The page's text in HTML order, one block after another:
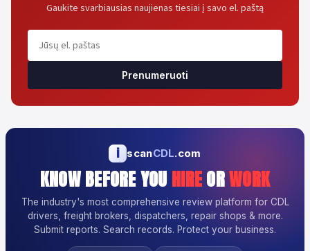
Gaukite svarbiausias naujienas tiesiai į savo el. paštą
Prenumeruoti
i scanCDL.com
KNOW BEFORE YOU HIREORWORK
The industry's most comprehensive review platform for CDL
drivers, freight brokers, dispatchers, repair shops & more.
Submit reports. Search records. Protect your business.